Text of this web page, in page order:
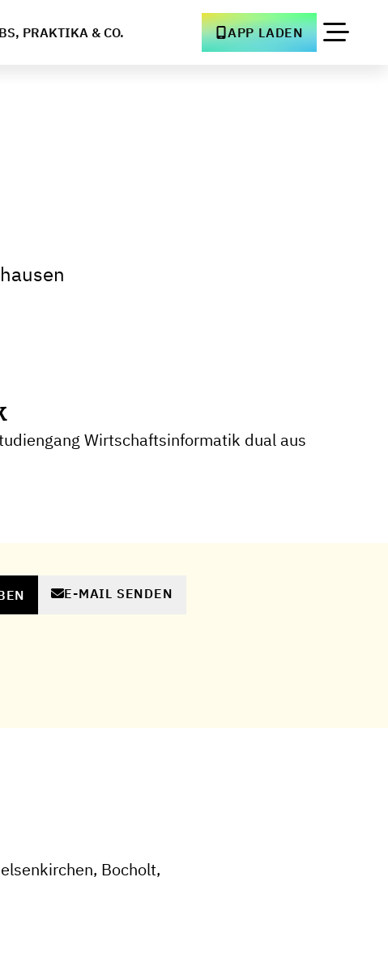
PRAKTIKA & CO. APP LADEN
Wirtschaftsinformatik dual aus
E-MAIL SENDEN
Bocholt,